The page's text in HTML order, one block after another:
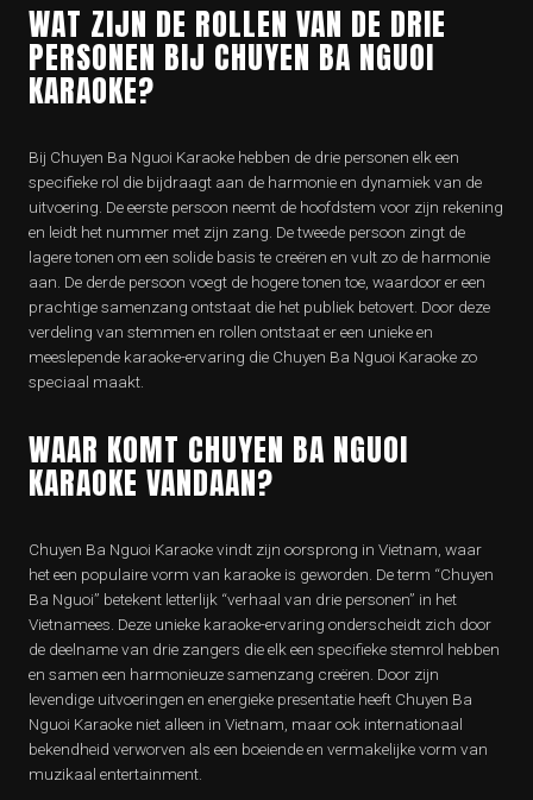
WAT ZIJN DE ROLLEN VAN DE DRIE
PERSONEN BIJ CHUYEN BA NGUOI
KARAOKE?
Bij Chuyen Ba Nguoi Karaoke hebben de drie personen elk een
specifieke rol die bijdraagt aan de harmonie en dynamiek van de
uitvoering. De eerste persoon neemt de hoofdstem voor zijn rekening
en leidt het nummer met zijn zang. De tweede persoon zingt de
lagere tonen om een solide basis te creëren en vult zo de harmonie
aan. De derde persoon voegt de hogere tonen toe, waardoor er een
prachtige samenzang ontstaat die het publiek betovert. Door deze
verdeling van stemmen en rollen ontstaat er een unieke en
meeslepende karaoke-ervaring die Chuyen Ba Nguoi Karaoke zo
speciaal maakt.
WAAR KOMT CHUYEN BA NGUOI
KARAOKE VANDAAN?
Chuyen Ba Nguoi Karaoke vindt zijn oorsprong in Vietnam, waar
het een populaire vorm van karaoke is geworden. De term “Chuyen
Ba Nguoi” betekent letterlijk “verhaal van drie personen” in het
Vietnamees. Deze unieke karaoke-ervaring onderscheidt zich door
de deelname van drie zangers die elk een specifieke stemrol hebben
en samen een harmonieuze samenzang creëren. Door zijn
levendige uitvoeringen en energieke presentatie heeft Chuyen Ba
Nguoi Karaoke niet alleen in Vietnam, maar ook internationaal
bekendheid verworven als een boeiende en vermakelijke vorm van
muzikaal entertainment.